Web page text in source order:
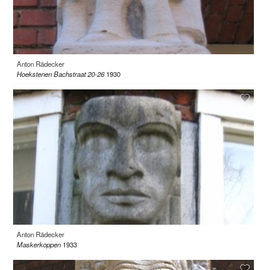
Anton Rädecker
Hoekstenen Bachstraat 20-26 1930
Anton Rädecker
Maskerkoppen 1933